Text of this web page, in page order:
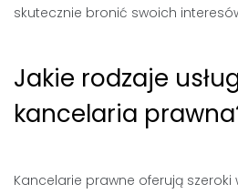
skutecznie bronić swoich
Jakie rodzaje
kancelaria
Kancelarie prawne oferują szeroki